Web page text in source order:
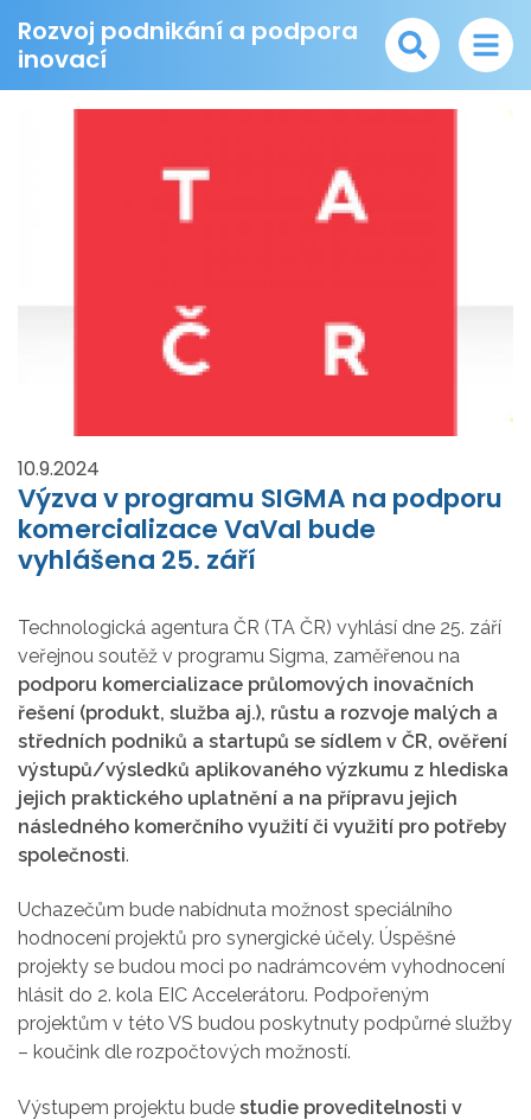
Rozvoj podnikání a podpora
inovací
10.9.2024
Výzva v programu SIGMA na podporu
komercializace VaVaI bude
vyhlášena 25. září
Technologická agentura ČR (TA ČR) vyhlásí dne 25. září
veřejnou soutěž v programu Sigma, zaměřenou na
podporu komercializace průlomových inovačních
řešení (produkt, služba aj.), růstu a rozvoje malých a
středních podniků a startupů se sídlem v ČR, ověření
výstupů/výsledků aplikovaného výzkumu z hlediska
jejich praktického uplatnění a na přípravu jejich
následného komerčního využití či využití pro potřeby
společnosti.
Uchazečům bude nabídnuta možnost speciálního
hodnocení projektů pro synergické účely. Úspěšné
projekty se budou moci po nadrámcovém vyhodnocení
hlásit do 2. kola EIC Accelerátoru. Podpořeným
projektům v této VS budou poskytnuty podpůrné služby
– koučink dle rozpočtových možností.
Výstupem projektu bude studie proveditelnosti v